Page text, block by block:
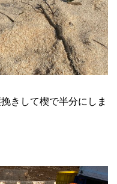
きして楔で半分にしま